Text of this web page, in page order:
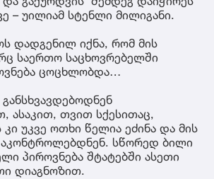
– უილიამ სტენლი მილიგანი.
დადგენილ იქნა, რომ მის
საერთო საცხოვრებელში
ცოცხლობდა…
ასაკით, თვით სქესითაც,
უკვე ოთხი წელია ეძინა და მის
აკონტროლებდნენ. სწორედ ბილი
პიროვნება შტატებში ასეთი
დიაგნოზით.